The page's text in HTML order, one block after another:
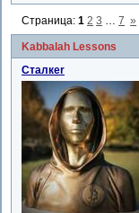
Kabbalah Lessons
Страница:1 2 3 7 »
Сталкеr